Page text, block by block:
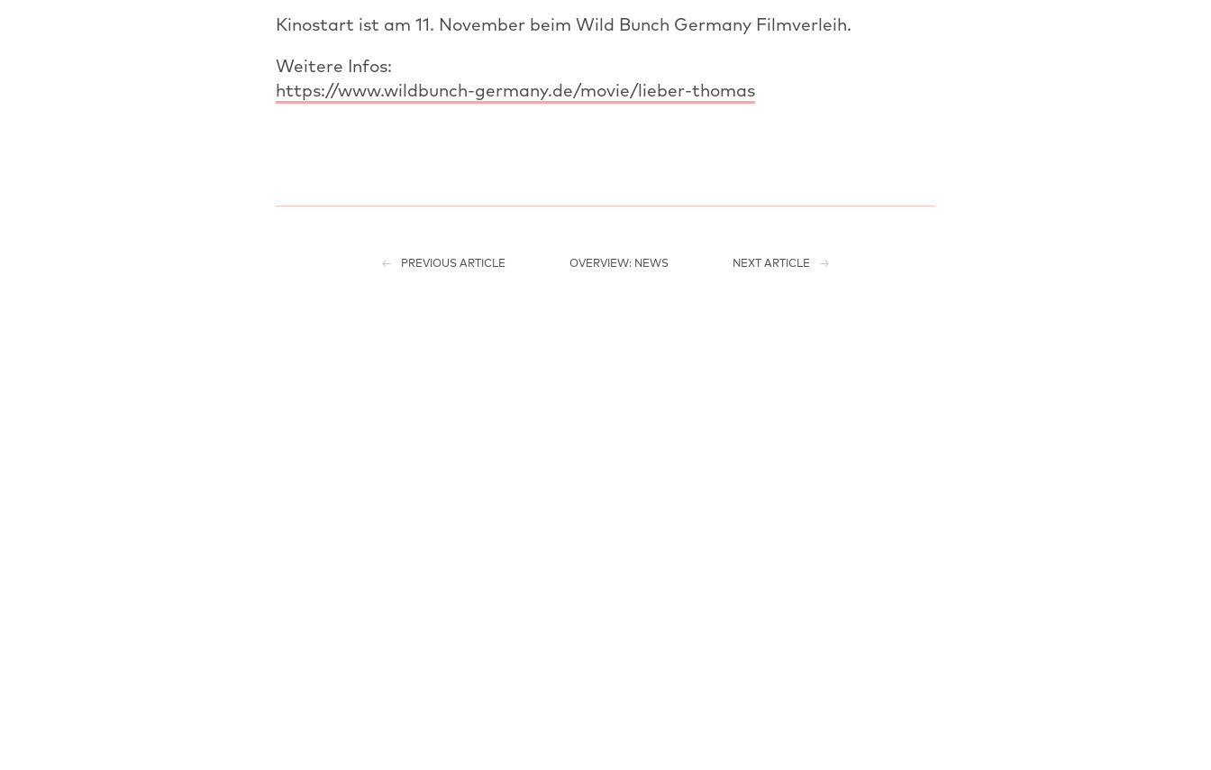
Kinostart ist am 11. November beim Wild Bunch Germany Filmverleih.
Weitere Infos:
https://www.wildbunch-germany.de/movie/lieber-thomas
PREVIOUS ARTICLE OVERVIEW: NEWS NEXT ARTICLE